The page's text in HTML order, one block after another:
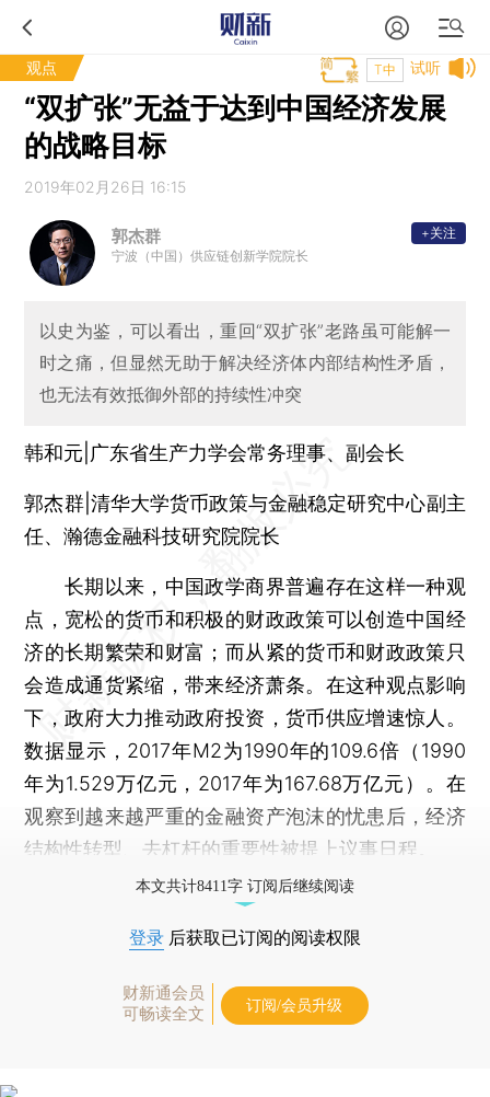
观点 试听
T中
“双扩张”无益于达到中国经济发展
的战略目标
2019年02月26日 16:15
郭杰群
宁波（中国）供应链创新学院院长
+关注
以史为鉴，可以看出，重回“双扩张”老路虽可能解一
时之痛，但显然无助于解决经济体内部结构性矛盾，
也无法有效抵御外部的持续性冲突
韩和元|广东省生产力学会常务理事、副会长
郭杰群|清华大学货币政策与金融稳定研究中心副主
任、瀚德金融科技研究院院长
长期以来，中国政学商界普遍存在这样一种观
点，宽松的货币和积极的财政政策可以创造中国经
济的长期繁荣和财富；而从紧的货币和财政政策只
会造成通货紧缩，带来经济萧条。在这种观点影响
下，政府大力推动政府投资，货币供应增速惊人。
数据显示，2017年M2为1990年的109.6倍（1990
年为1.529万亿元，2017年为167.68万亿元）。在
观察到越来越严重的金融资产泡沫的忧患后，经济
结构性转型、去杠杆的重要性被提上议事日程。
本文共计8411字 订阅后继续阅读
登录 后获取已订阅的阅读权限
财新通会员
可畅读全文
订阅/会员升级